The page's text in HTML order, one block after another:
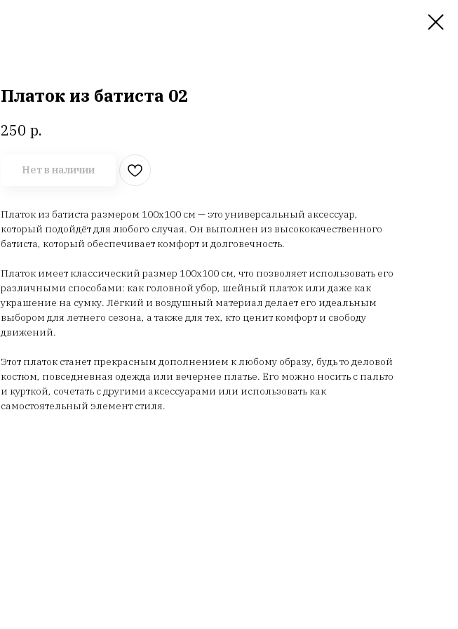
Платок из батиста 02
250 р.
Нет в наличии
Платок из батиста размером 100х100 см — это универсальный аксессуар,
который подойдёт для любого случая. Он выполнен из высококачественного
батиста, который обеспечивает комфорт и долговечность.
Платок имеет классический размер 100х100 см, что позволяет использовать его
различными способами: как головной убор, шейный платок или даже как
украшение на сумку. Лёгкий и воздушный материал делает его идеальным
выбором для летнего сезона, а также для тех, кто ценит комфорт и свободу
движений.
Этот платок станет прекрасным дополнением к любому образу, будь то деловой
костюм, повседневная одежда или вечернее платье. Его можно носить с пальто
и курткой, сочетать с другими аксессуарами или использовать как
самостоятельный элемент стиля.